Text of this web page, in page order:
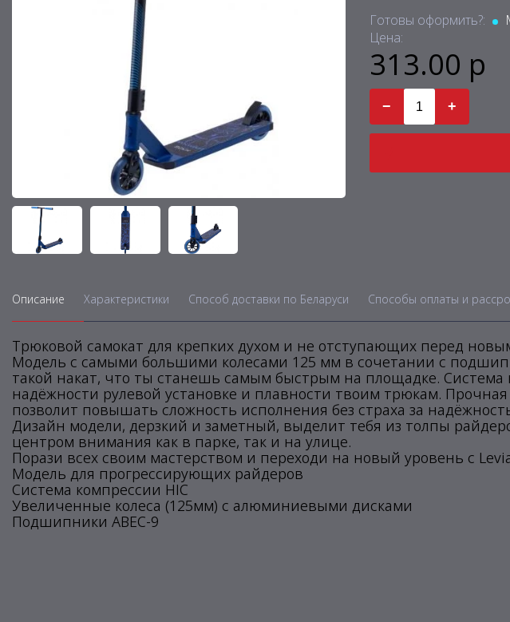
Готовы оформить?:
Цена:
313.00 р
− +
Описание Характеристики Способ доставки по Беларуси Способы оплаты и
Трюковой самокат для крепких духом и не отступающих перед
Модель с самыми большими колесами 125 мм в сочетании с
такой накат, что ты станешь самым быстрым на площадке. Система
надёжности рулевой установке и плавности твоим трюкам.
позволит повышать сложность исполнения без страха за
Дизайн модели, дерзкий и заметный, выделит тебя из толпы
центром внимания как в парке, так и на улице.
Порази всех своим мастерством и переходи на новый уровень с
Модель для прогрессирующих райдеров
Система компрессии HIC
Увеличенные колеса (125мм) с алюминиевыми дисками
Подшипники ABEC-9